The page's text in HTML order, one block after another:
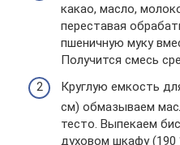
какао, масло,
переставая
пшеничную муку
Получится смесь
Круглую емкость
см) обмазываем
тесто. Выпекаем
духовом шкафу (190